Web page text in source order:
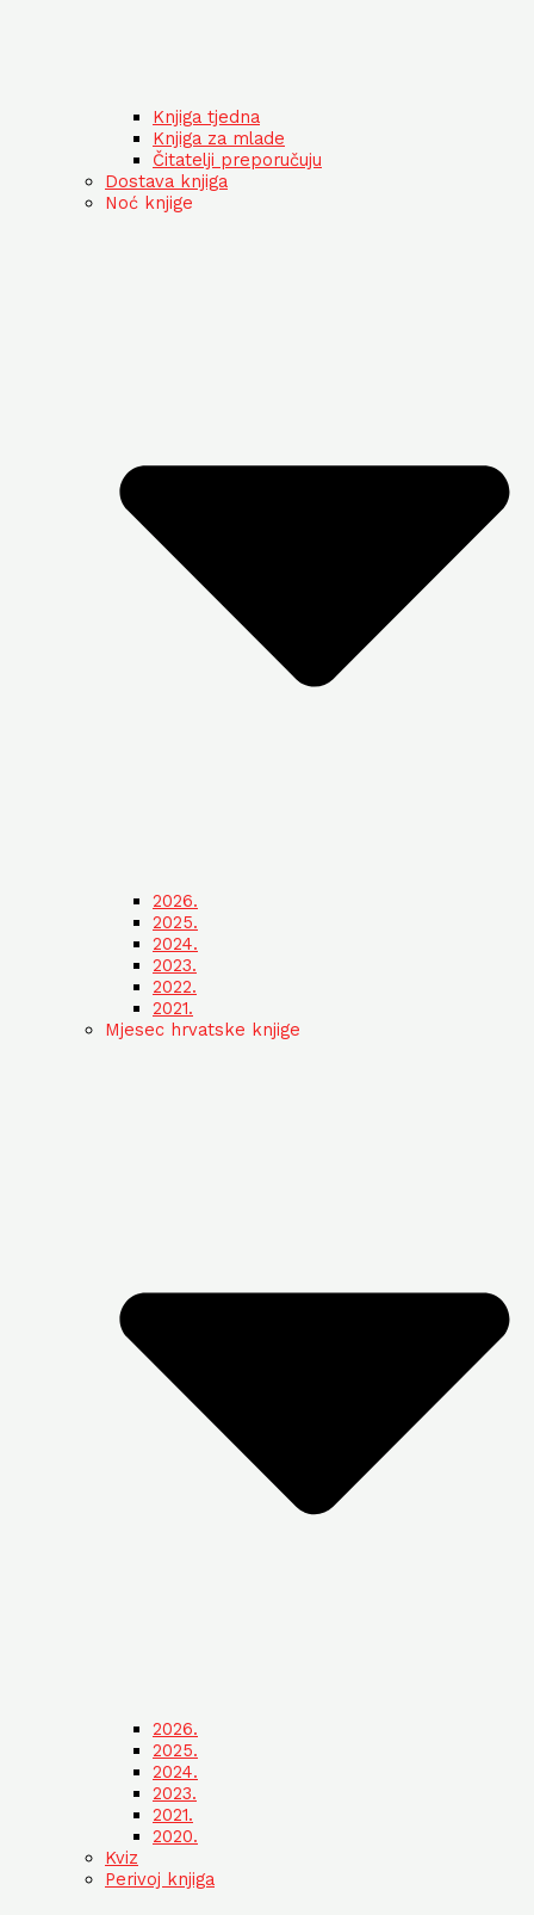
Knjiga tjedna
Knjiga za mlade
Čitatelji preporučuju
Dostava knjiga
Noć knjige
2026.
2025.
2024.
2023.
2022.
2021.
Mjesec hrvatske knjige
2026.
2025.
2024.
2023.
2021.
2020.
Kviz
Perivoj knjiga